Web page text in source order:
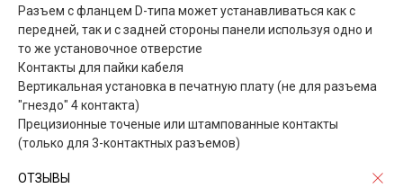
Разъем с фланцем D-типа может устанавливаться как с
передней, так и с задней стороны панели используя одно и
то же установочное отверстие
Контакты для пайки кабеля
Вертикальная установка в печатную плату (не для разъема
"гнездо" 4 контакта)
Прецизионные точеные или штампованные контакты
(только для 3-контактных разъемов)
ОТЗЫВЫ